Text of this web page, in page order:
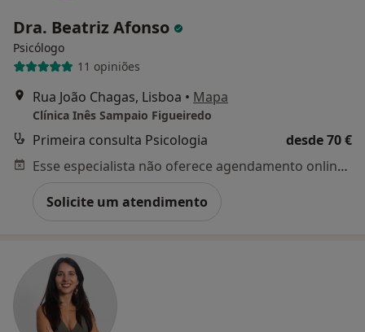
Dra. Beatriz Afonso
Psicólogo
11 opiniões
Rua João Chagas, Lisboa • Mapa
Clínica Inês Sampaio Figueiredo
Primeira consulta Psicologia
desde 70 €
Esse especialista não oferece agendamento online para esse endereço.
Solicite um atendimento